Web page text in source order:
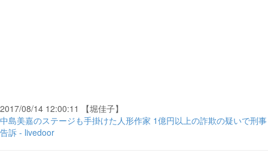
2017/08/14 12:00:11 【堀佳子】
中島美嘉のステージも手掛けた人形作家 1億円以上の詐欺の疑いで刑事
告訴 - livedoor